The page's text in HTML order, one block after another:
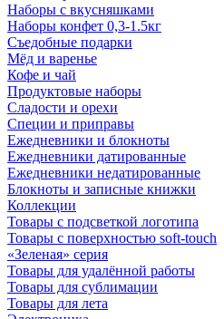
Наборы с вкусняшками
Наборы конфет 0,3-1.5кг
Съедобные подарки
Мёд и варенье
Кофе и чай
Продуктовые наборы
Сладости и орехи
Специи и приправы
Ежедневники и блокноты
Ежедневники датированные
Ежедневники недатированные
Блокноты и записные книжки
Коллекции
Товары с подсветкой логотипа
Товары с поверхностью soft-touch
«Зеленая» серия
Товары для удалённой работы
Товары для сублимации
Товары для лета